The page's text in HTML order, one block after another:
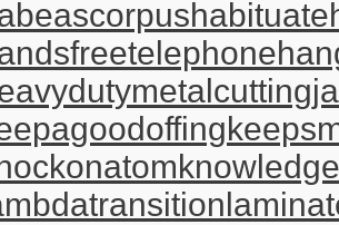
habituate